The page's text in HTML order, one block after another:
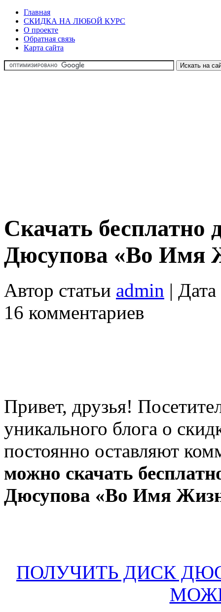
Главная
СКИДКА НА ЛЮБОЙ КУРС
О проекте
Обратная связь
Карта сайта
Скачать
Дюсупова «Во Имя
Автор статьи admin |
16 комментариев
Привет, друзья!
уникального блога о
постоянно оставляют
можно скачать
Дюсупова «Во Имя
ПОЛУЧИТЬ ДИСК